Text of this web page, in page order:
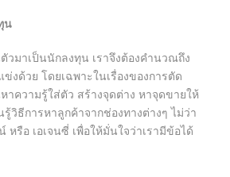
น
วมาเป็นนักลงทุน เราจึงต้องคำนวณถึง
ข่งด้วย โดยเฉพาะในเรื่องของการตัด
าความรู้ใส่ตัว สร้างจุดต่าง หาจุดขายให้
รู้วิธีการหาลูกค้าจากช่องทางต่างๆ ไม่ว่า
หรือ เอเจนซี่ เพื่อให้มั่นใจว่าเรามีข้อได้